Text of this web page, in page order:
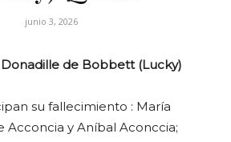
junio 3, 2026
de Bobbett (Lucky)
su fallecimiento : María
y Aníbal Aconccia;